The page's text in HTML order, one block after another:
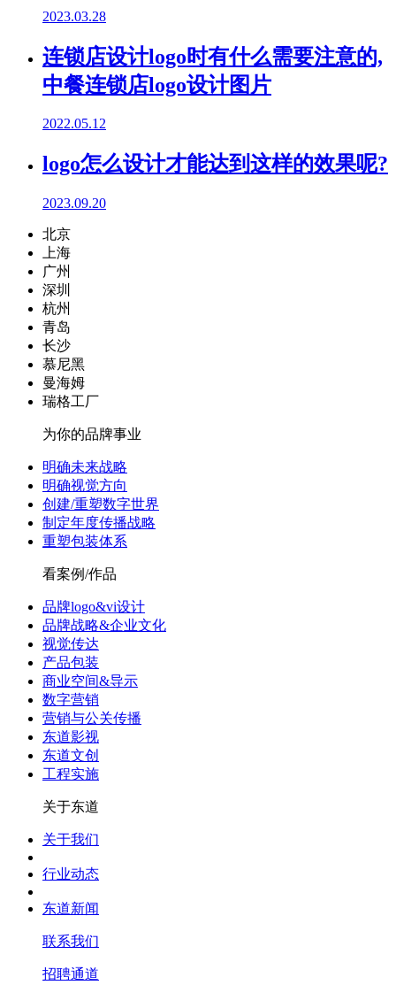
2023.03.28
连锁店设计logo时有什么需要注意的,
中餐连锁店logo设计图片
2022.05.12
logo怎么设计才能达到这样的效果呢?
2023.09.20
北京
上海
广州
深圳
杭州
青岛
长沙
慕尼黑
曼海姆
瑞格工厂
为你的品牌事业
明确未来战略
明确视觉方向
创建/重塑数字世界
制定年度传播战略
重塑包装体系
看案例/作品
品牌logo&vi设计
品牌战略&企业文化
视觉传达
产品包装
商业空间&导示
数字营销
营销与公关传播
东道影视
东道文创
工程实施
关于东道
关于我们
行业动态
东道新闻
联系我们
招聘通道